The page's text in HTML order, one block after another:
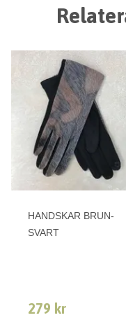
HANDSKAR BRUN-
SVART
279 kr